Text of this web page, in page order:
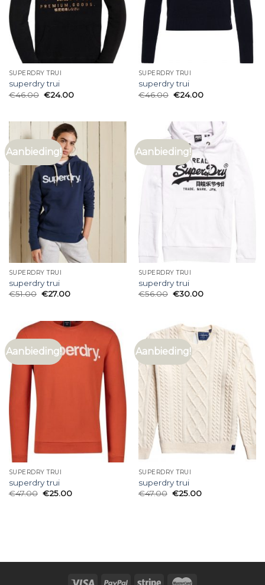
SUPERDRY TRUI
superdry trui
€46.00 €24.00
SUPERDRY TRUI
superdry trui
€46.00 €24.00
Aanbieding!
SUPERDRY TRUI
superdry trui
€51.00 €27.00
Aanbieding!
SUPERDRY TRUI
superdry trui
€56.00 €30.00
Aanbieding!
SUPERDRY TRUI
superdry trui
€47.00 €25.00
Aanbieding!
SUPERDRY TRUI
superdry trui
€47.00 €25.00